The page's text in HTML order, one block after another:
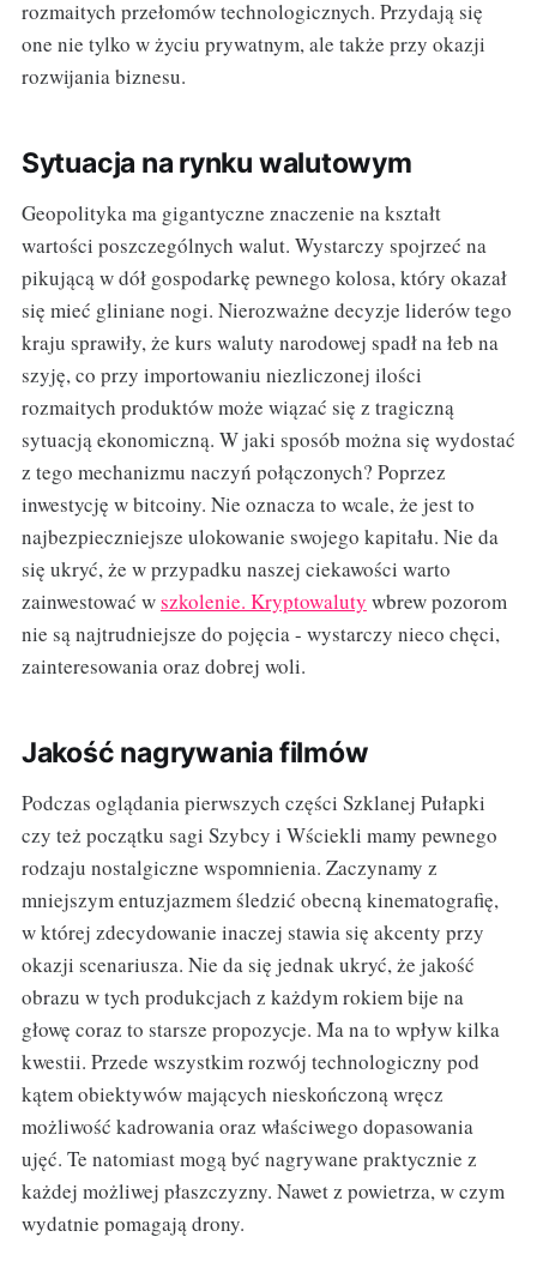
rozmaitych przełomów technologicznych. Przydają się
one nie tylko w życiu prywatnym, ale także przy okazji
rozwijania biznesu.
Sytuacja na rynku walutowym
Geopolityka ma gigantyczne znaczenie na kształt
wartości poszczególnych walut. Wystarczy spojrzeć na
pikującą w dół gospodarkę pewnego kolosa, który okazał
się mieć gliniane nogi. Nierozważne decyzje liderów tego
kraju sprawiły, że kurs waluty narodowej spadł na łeb na
szyję, co przy importowaniu niezliczonej ilości
rozmaitych produktów może wiązać się z tragiczną
sytuacją ekonomiczną. W jaki sposób można się wydostać
z tego mechanizmu naczyń połączonych? Poprzez
inwestycję w bitcoiny. Nie oznacza to wcale, że jest to
najbezpieczniejsze ulokowanie swojego kapitału. Nie da
się ukryć, że w przypadku naszej ciekawości warto
zainwestować wszkolenie. Kryptowaluty wbrew pozorom
nie są najtrudniejsze do pojęcia - wystarczy nieco chęci,
zainteresowania oraz dobrej woli.
Jakość nagrywania filmów
Podczas oglądania pierwszych części Szklanej Pułapki
czy też początku sagi Szybcy i Wściekli mamy pewnego
rodzaju nostalgiczne wspomnienia. Zaczynamy z
mniejszym entuzjazmem śledzić obecną kinematografię,
w której zdecydowanie inaczej stawia się akcenty przy
okazji scenariusza. Nie da się jednak ukryć, że jakość
obrazu w tych produkcjach z każdym rokiem bije na
głowę coraz to starsze propozycje. Ma na to wpływ kilka
kwestii. Przede wszystkim rozwój technologiczny pod
kątem obiektywów mających nieskończoną wręcz
możliwość kadrowania oraz właściwego dopasowania
ujęć. Te natomiast mogą być nagrywane praktycznie z
każdej możliwej płaszczyzny. Nawet z powietrza, w czym
wydatnie pomagają drony.